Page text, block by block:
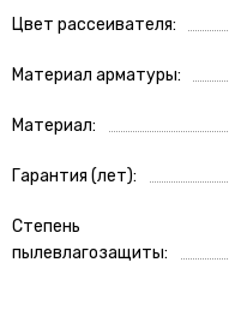
Цвет рассеивателя
Материал арматуры
Материал
Гарантия (лет)
Степень
пылевлагозащиты